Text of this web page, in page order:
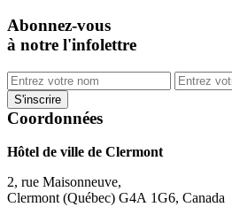
Abonnez-vous
à notre l'infolettre
Coordonnées
Hôtel de ville de Clermont
2, rue Maisonneuve,
Clermont (Québec) G4A 1G6, Canada